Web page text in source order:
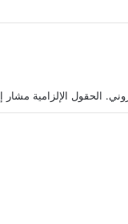
الحقول الإلزامية مشار